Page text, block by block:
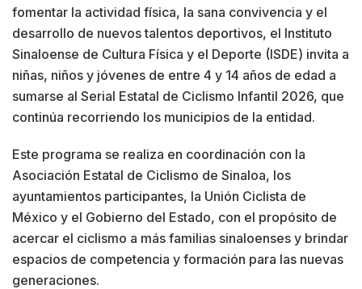
fomentar la actividad física, la sana convivencia y el
desarrollo de nuevos talentos deportivos, el Instituto
Sinaloense de Cultura Física y el Deporte (ISDE) invita a
niñas, niños y jóvenes de entre 4 y 14 años de edad a
sumarse al Serial Estatal de Ciclismo Infantil 2026, que
continúa recorriendo los municipios de la entidad.
Este programa se realiza en coordinación con la
Asociación Estatal de Ciclismo de Sinaloa, los
ayuntamientos participantes, la Unión Ciclista de
México y el Gobierno del Estado, con el propósito de
acercar el ciclismo a más familias sinaloenses y brindar
espacios de competencia y formación para las nuevas
generaciones.